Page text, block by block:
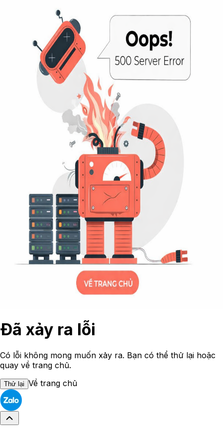
Đã xảy ra lỗi
Có lỗi không mong muốn xảy ra. Bạn có thể thử lại hoặc
quay về trang chủ.
Thử lại Về trang chủ